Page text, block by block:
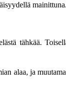
mainittuna.
tähkää.
alaa, ja